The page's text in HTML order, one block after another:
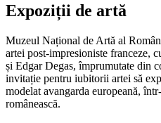
Expoziții de artă
Muzeul Național de Artă al
artei post-impresioniste franceze,
și Edgar Degas, împrumutate din
invitație pentru iubitorii artei să
modelat avangarda europeană,
românească.